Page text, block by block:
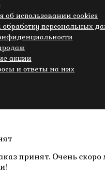
об использовании cookies
обработку персональных
акции
и ответы на них
принят. Очень